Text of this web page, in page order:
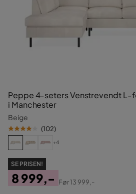
Peppe 4-seters Venstrevendt L-
i Manchester
Beige
(102)
+4
SE PRISEN!
8 999,-
Før13 999,-